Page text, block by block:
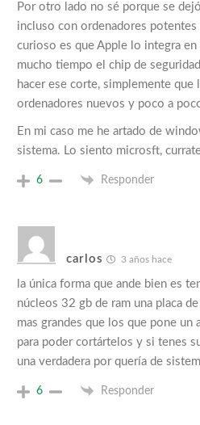
Por otro lado no sé porque se
incluso con ordenadores
curioso es que Apple lo integra en
mucho tiempo el chip de
hacer ese corte, simplemente
ordenadores nuevos y poco a
En mi caso me he artado de
sistema. Lo siento microsft,
6 Responder
carlos 3 años hace
la única forma que ande bien es
núcleos 32 gb de ram una placa
mas grandes que los que pone un
para poder cortártelos y si tenes
una verdadera por quería de
6 Responder